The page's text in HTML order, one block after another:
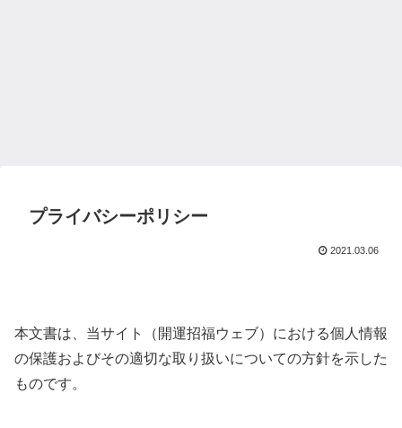
プライバシーポリシー
2021.03.06
本文書は、当サイト（開運招福ウェブ）における個人情報
の保護およびその適切な取り扱いについての方針を示した
ものです。